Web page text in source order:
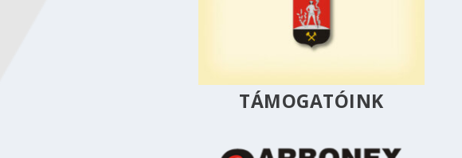
TÁMOGATÓINK